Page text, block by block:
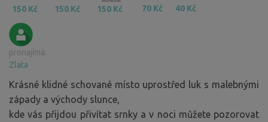
150 Kč 150 Kč 150 Kč 70 Kč 40 Kč
pronajímá:
Zlata
Krásné klidné schované místo uprostřed luk s malebnými
západy a východy slunce,
kde vás přijdou přivítat srnky a v noci můžete pozorovat